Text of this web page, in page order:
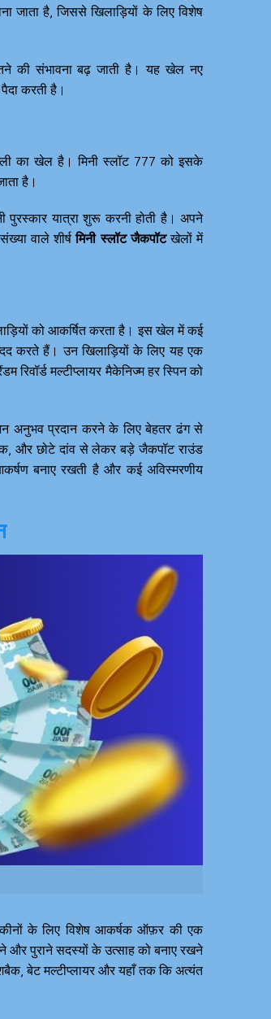
है, जिससे खिलाड़ियों के लिए विशेष
की संभावना बढ़ जाती है। यह खेल नए
करती है।
का खेल है। मिनी स्लॉट 777 को इसके
है।
पुरस्कार यात्रा शुरू करनी होती है। अपने
वाले शीर्षमिनी स्लॉट जैकपॉटखेलों में
को आकर्षित करता है। इस खेल में कई
करते हैं। उन खिलाड़ियों के लिए यह एक
मल्टीप्लायर मैकेनिज्म हर स्पिन को
प्रदान करने के लिए बेहतर ढंग से
और छोटे दांव से लेकर बड़े जैकपॉट राउंड
बनाए रखती है और कई अविस्मरणीय
के लिए विशेष आकर्षक ऑफ़र की एक
और पुराने सदस्यों के उत्साह को बनाए रखने
बेट मल्टीप्लायर और यहाँ तक कि अत्यंत